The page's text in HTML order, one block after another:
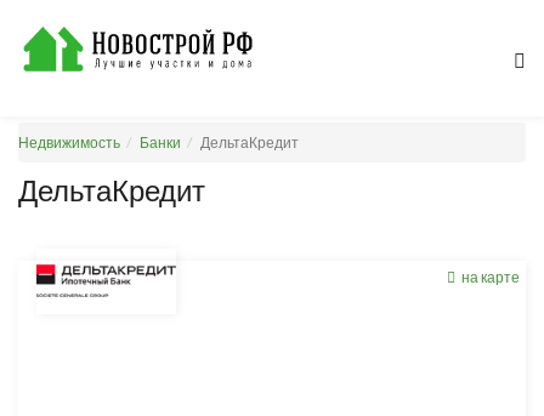
Недвижимость Банки ДельтаКредит
ДельтаКредит
на карте